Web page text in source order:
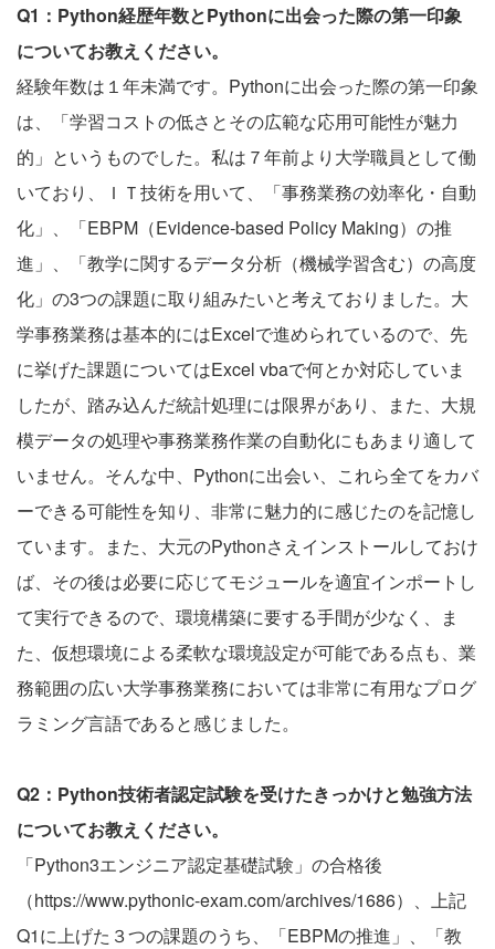
Q1：Python経歴年数とPythonに出会った際の第一印象
についてお教えください。
経験年数は１年未満です。Pythonに出会った際の第一印象
は、「学習コストの低さとその広範な応用可能性が魅力
的」というものでした。私は７年前より大学職員として働
いており、ＩＴ技術を用いて、「事務業務の効率化・自動
化」、「EBPM（Evidence-based Policy Making）の推
進」、「教学に関するデータ分析（機械学習含む）の高度
化」の3つの課題に取り組みたいと考えておりました。大
学事務業務は基本的にはExcelで進められているので、先
に挙げた課題についてはExcel vbaで何とか対応していま
したが、踏み込んだ統計処理には限界があり、また、大規
模データの処理や事務業務作業の自動化にもあまり適して
いません。そんな中、Pythonに出会い、これら全てをカバ
ーできる可能性を知り、非常に魅力的に感じたのを記憶し
ています。また、大元のPythonさえインストールしておけ
ば、その後は必要に応じてモジュールを適宜インポートし
て実行できるので、環境構築に要する手間が少なく、ま
た、仮想環境による柔軟な環境設定が可能である点も、業
務範囲の広い大学事務業務においては非常に有用なプログ
ラミング言語であると感じました。
Q2：Python技術者認定試験を受けたきっかけと勉強方法
についてお教えください。
「Python3エンジニア認定基礎試験」の合格後
（https://www.pythonic-exam.com/archives/1686）、上記
Q1に上げた３つの課題のうち、「EBPMの推進」、「教